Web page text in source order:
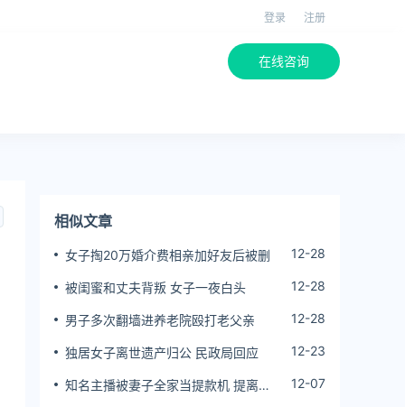
登录 注册
在线咨询
相似文章
女子掏20万婚介费相亲加好友后被删 12-28
被闺蜜和丈夫背叛 女子一夜白头 12-28
男子多次翻墙进养老院殴打老父亲 12-28
独居女子离世遗产归公 民政局回应 12-23
知名主播被妻子全家当提款机 提离婚
12-07